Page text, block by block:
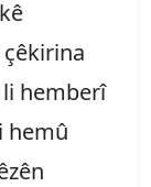
hemberî
hemû